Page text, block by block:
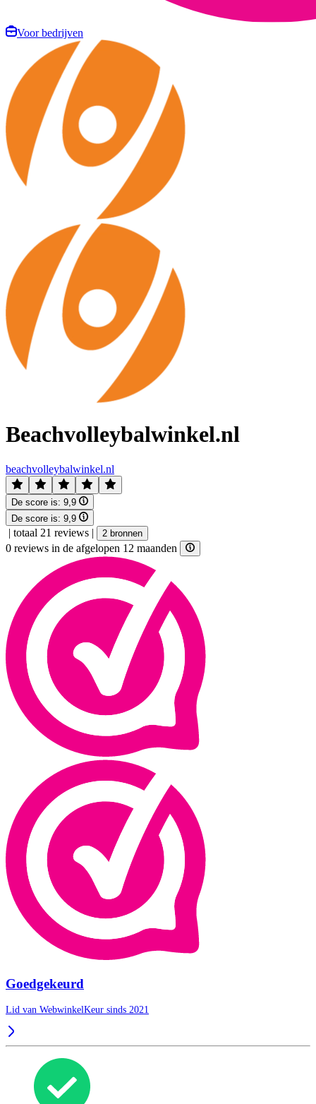
Voor bedrijven
Beachvolleybalwinkel.nl
beachvolleybalwinkel.nl
De score is: 9,9
De score is: 9,9
| totaal 21 reviews | 2 bronnen
0 reviews in de afgelopen 12 maanden
Goedgekeurd
Lid van WebwinkelKeur sinds 2021